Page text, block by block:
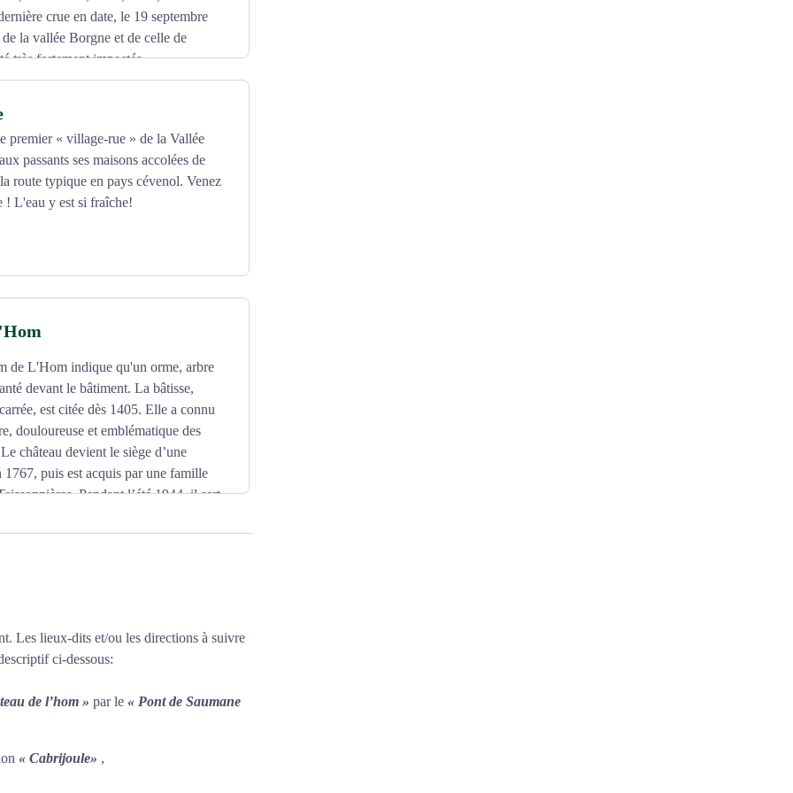
crue en date, le 19 septembre
la vallée Borgne et de celle de
très fortement impactés.
sud, le « marin », pousse les nuages
provoquent de très violents
et les eaux se déversent dans les
en quelques heures, en transportant
premier « village-rue » de la Vallée
passants ses maisons accolées de
route typique en pays cévenol. Venez
! L'eau y est si fraîche!
de L'Hom indique qu'un orme, arbre
devant le bâtiment. La bâtisse,
est citée dès 1405. Elle a connu
douloureuse et emblématique des
château devient le siège d’une
1767, puis est acquis par une famille
Pendant l’été 1944, il sert
Les lieux-dits et/ou les directions à suivre
ci-dessous:
de l’hom » par le « Pont de Saumane
« Cabrijoule» ,